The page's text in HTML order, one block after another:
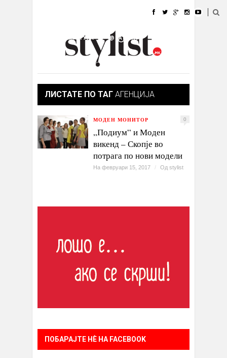
УБАВИНА
КУЛТУРА @РАБОТА
ИЗЛОГ
ЛИСТАТЕ ПО ТАГ АГЕНЦИЈА
МОДЕН МОНИТОР 0
„Подиум“ и Моден
викенд – Скопје во
потрага по нови модели
На февруари 15, 2017 / Од stylist
ПОБАРАЈТЕ НÈ НА FACEBOOK